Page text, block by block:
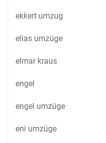
ekkert umzug
elias umzüge
elmar kraus
engel
engel umzüge
eni umzüge